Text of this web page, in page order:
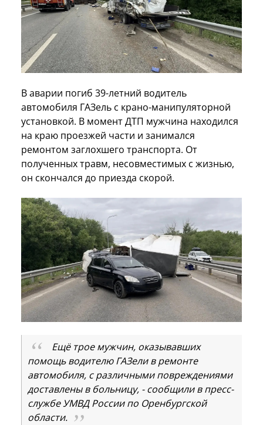
В аварии погиб 39-летний водитель
автомобиля ГАЗель с крано-манипуляторной
установкой. В момент ДТП мужчина находился
на краю проезжей части и занимался
ремонтом заглохшего транспорта. От
полученных травм, несовместимых с жизнью,
он скончался до приезда скорой.
Ещё трое мужчин, оказывавших
помощь водителю ГАЗели в ремонте
автомобиля, с различными повреждениями
доставлены в больницу, - сообщили в пресс-
службе УМВД России по Оренбургской
области.